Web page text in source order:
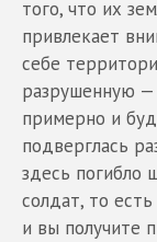
того, что их
привлекает
себе
разрушенную
примерно и
подверглась
здесь погибло
солдат, то
и вы получите